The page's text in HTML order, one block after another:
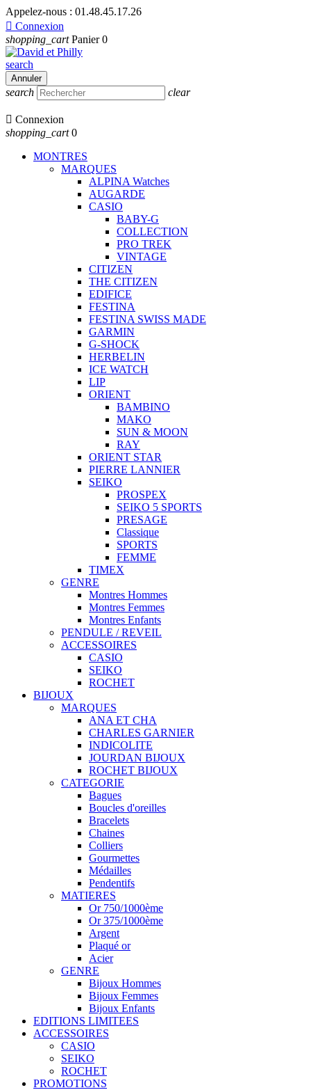
Appelez-nous : 01.48.45.17.26
 Connexion
shopping_cart Panier 0
search
Annuler
search clear
 Connexion
shopping_cart 0
MONTRES
MARQUES
ALPINA Watches
AUGARDE
CASIO
BABY-G
COLLECTION
PRO TREK
VINTAGE
CITIZEN
THE CITIZEN
EDIFICE
FESTINA
FESTINA SWISS MADE
GARMIN
G-SHOCK
HERBELIN
ICE WATCH
LIP
ORIENT
BAMBINO
MAKO
SUN & MOON
RAY
ORIENT STAR
PIERRE LANNIER
SEIKO
PROSPEX
SEIKO 5 SPORTS
PRESAGE
Classique
SPORTS
FEMME
TIMEX
GENRE
Montres Hommes
Montres Femmes
Montres Enfants
PENDULE / REVEIL
ACCESSOIRES
CASIO
SEIKO
ROCHET
BIJOUX
MARQUES
ANA ET CHA
CHARLES GARNIER
INDICOLITE
JOURDAN BIJOUX
ROCHET BIJOUX
CATEGORIE
Bagues
Boucles d'oreilles
Bracelets
Chaines
Colliers
Gourmettes
Médailles
Pendentifs
MATIERES
Or 750/1000ème
Or 375/1000ème
Argent
Plaqué or
Acier
GENRE
Bijoux Hommes
Bijoux Femmes
Bijoux Enfants
EDITIONS LIMITEES
ACCESSOIRES
CASIO
SEIKO
ROCHET
PROMOTIONS